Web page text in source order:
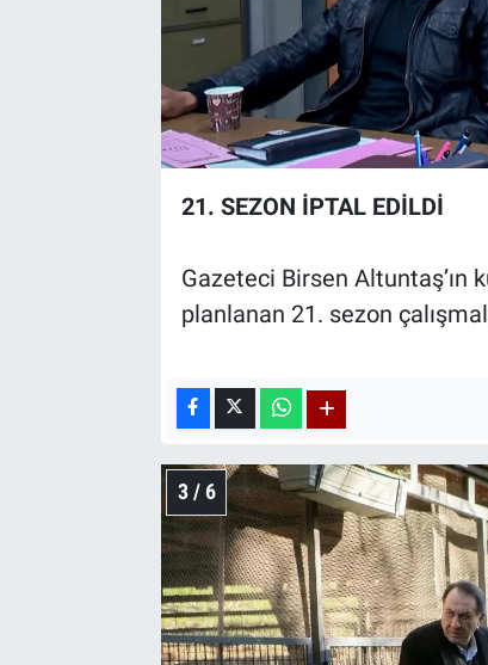
21. SEZON İPTAL EDİLDİ
Gazeteci Birsen
planlanan 21. sezon
3 / 6